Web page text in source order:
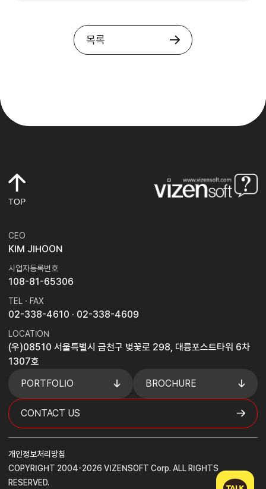
목록
TOP
CEO
KIM JIHOON
사업자등록번호
108-81-65306
TEL · FAX
02-338-4610 · 02-338-4609
LOCATION
(우)08510 서울특별시 금천구 벚꽃로 298, 대륭포스트타워 6차
1307호
PORTFOLIO
BROCHURE
CONTACT US
개인정보처리방침
COPYRIGHT 2004-2026 VIZENSOFT Corp. ALL RIGHTS
RESERVED.